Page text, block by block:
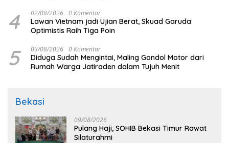
4 02/08/2026 0 Komentar
Lawan Vietnam jadi Ujian Berat, Skuad Garuda
Optimistis Raih Tiga Poin
5 03/08/2026 0 Komentar
Diduga Sudah Mengintai, Maling Gondol Motor dari
Rumah Warga Jatiraden dalam Tujuh Menit
Bekasi
09/08/2026
Pulang Haji, SOHIB Bekasi Timur Rawat
Silaturahmi